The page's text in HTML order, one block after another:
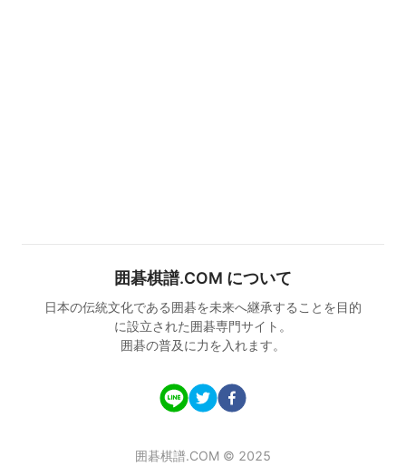
囲碁棋譜.COM について
日本の伝統文化である囲碁を未来へ継承することを目的
に設立された囲碁専門サイト。
囲碁の普及に力を入れます。
囲碁棋譜.COM © 2025